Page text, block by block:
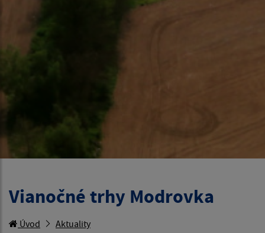
Vianočné trhy Modrovka
Úvod Aktuality